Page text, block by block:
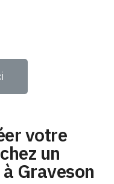
votre
un
Graveson